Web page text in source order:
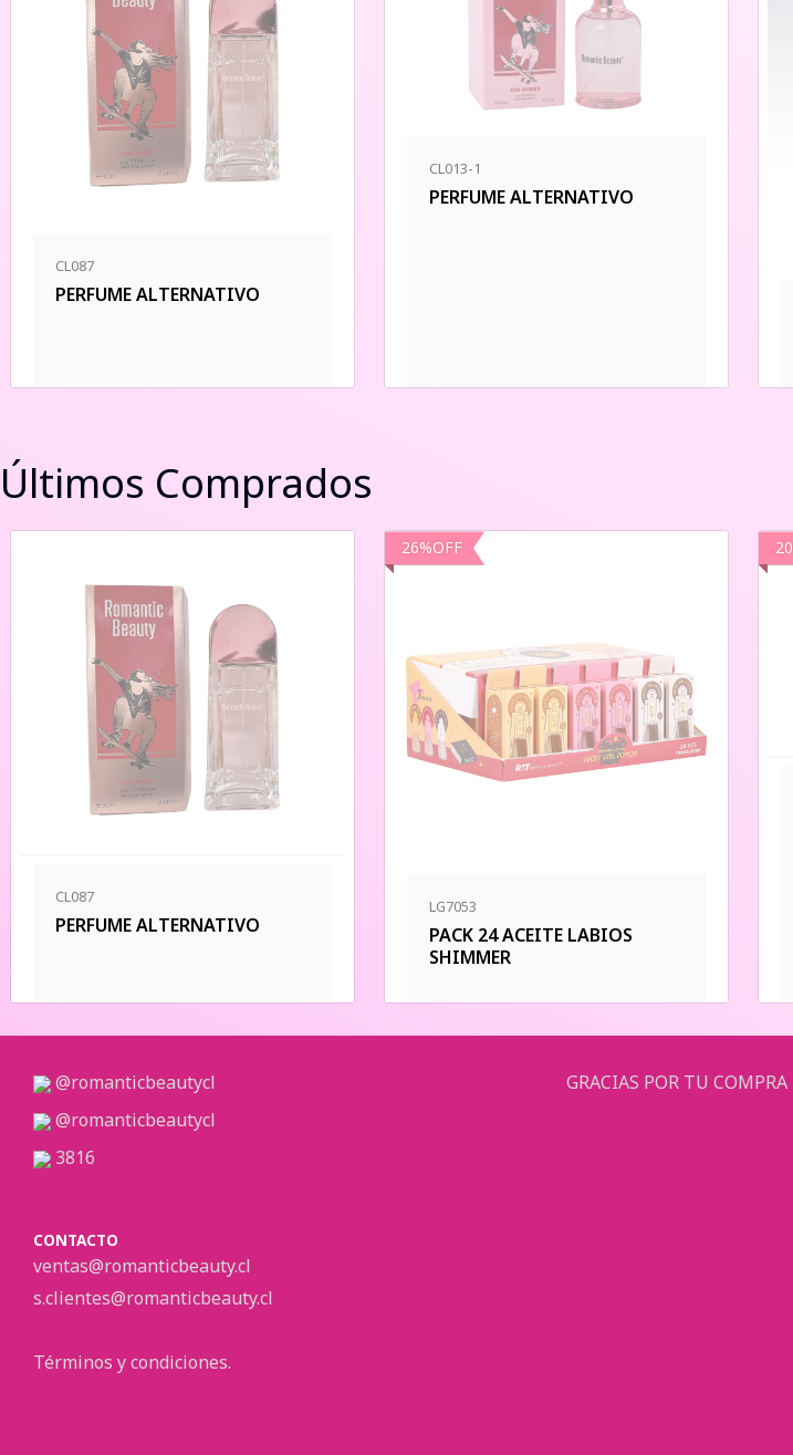
CL087
PERFUME ALTERNATIVO
CL013-1
PERFUME ALTERNATIVO
Últimos Comprados
CL087
PERFUME ALTERNATIVO
26%OFF
LG7053
PACK 24 ACEITE LABIOS
SHIMMER
20
@romanticbeautycl
@romanticbeautycl
3816
CONTACTO
ventas@romanticbeauty.cl
s.clientes@romanticbeauty.cl
Términos y condiciones.
GRACIAS POR TU COMPRA